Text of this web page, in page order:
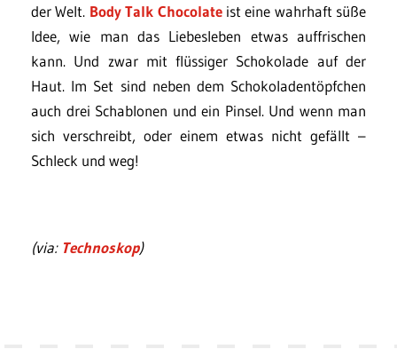
der Welt. Body Talk Chocolateist eine wahrhaft süße
Idee, wie man das Liebesleben etwas auffrischen
kann. Und zwar mit flüssiger Schokolade auf der
Haut. Im Set sind neben dem Schokoladentöpfchen
auch drei Schablonen und ein Pinsel. Und wenn man
sich verschreibt, oder einem etwas nicht gefällt –
Schleck und weg!
(via: Technoskop)